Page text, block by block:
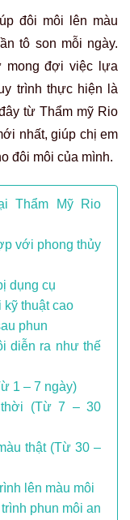
đôi môi lên màu
tô son mỗi ngày.
mong đợi việc lựa
trình thực hiện là
từ Thẩm mỹ Rio
nhất, giúp chị em
đôi môi của mình.
Thẩm Mỹ Rio
với phong thủy
dụng cụ
thuật cao
phun
diễn ra như thế
1 – 7 ngày)
thời (Từ 7 – 30
thật (Từ 30 –
lên màu môi
phun môi an